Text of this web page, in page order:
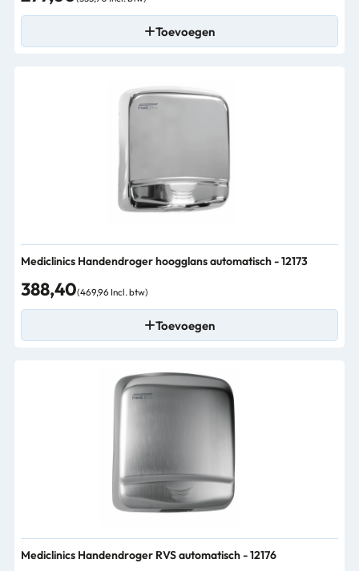
Toevoegen
Mediclinics Handendroger hoogglans automatisch - 12173
388,40(469,96 Incl. btw)
Toevoegen
Mediclinics Handendroger RVS automatisch - 12176